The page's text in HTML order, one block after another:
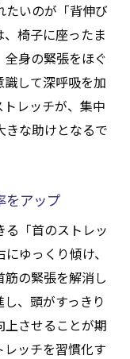
たいのが「背伸び
椅子に座ったま
身の緊張をほぐ
して深呼吸を加
レッチが、集中
きな助けとなるで
をアップ
「首のストレッ
ゆっくり傾け、
の緊張を解消し
、頭がすっきり
させることが期
ッチを習慣化す